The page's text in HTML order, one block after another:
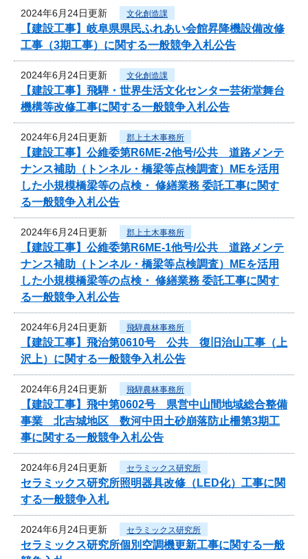
2024年6月24日更新 文化創造課
【建設工事】岐阜県県民ふれあい会館昇降機設備改修
工事（3期工事）に関する一般競争入札公告
2024年6月24日更新 文化創造課
【建設工事】飛騨・世界生活文化センター芸術堂舞台
機構等改修工事に関する一般競争入札公告
2024年6月24日更新 郡上土木事務所
【建設工事】公維委第R6ME-2他号/公共 道路メンテ
ナンス補助（トンネル・橋梁等点検調査）MEを活用
した小規模橋梁等の点検・ 修繕業務 委託工事に関す
る一般競争入札公告
2024年6月24日更新 郡上土木事務所
【建設工事】公維委第R6ME-1他号/公共 道路メンテ
ナンス補助（トンネル・橋梁等点検調査）MEを活用
した小規模橋梁等の点検・ 修繕業務 委託工事に関す
る一般競争入札公告
2024年6月24日更新 飛騨農林事務所
【建設工事】飛治第0610号 公共 復旧治山工事（上
沢上）に関する一般競争入札公告
2024年6月24日更新 飛騨農林事務所
【建設工事】飛中第0602号 県営中山間地域総合整備
事業 北吉城地区 数河中田土砂崩落防止柵第3期工
事に関する一般競争入札公告
2024年6月24日更新 セラミックス研究所
セラミックス研究所照明器具改修（LED化）工事に関
する一般競争入札
2024年6月24日更新 セラミックス研究所
セラミックス研究所個別空調機更新工事に関する一般